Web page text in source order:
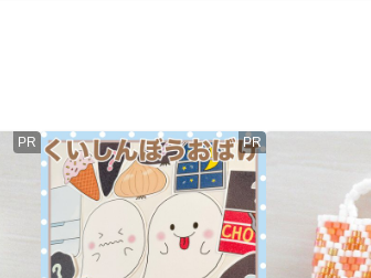
PR PR